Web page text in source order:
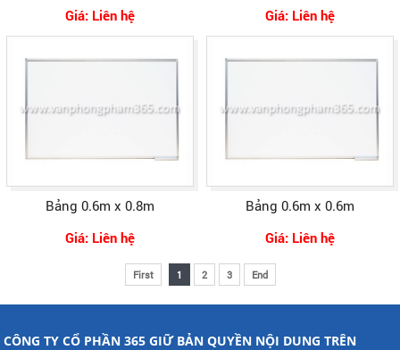
Giá: Liên hệ
Giá: Liên hệ
Bảng 0.6m x 0.8m
Giá: Liên hệ
Bảng 0.6m x 0.6m
Giá: Liên hệ
First 1 2 3 End
CÔNG TY CỔ PHẦN 365 GIỮ BẢN QUYỀN NỘI DUNG TRÊN